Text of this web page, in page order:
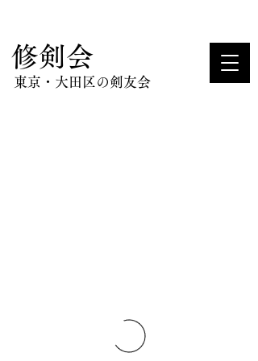
​修剣会
東京・大田区の剣友会